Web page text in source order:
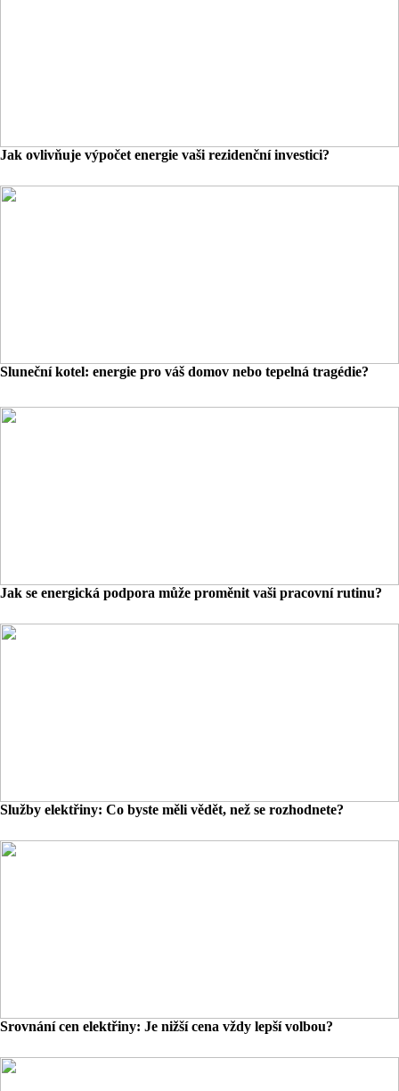
Jak ovlivňuje výpočet energie vaši rezidenční investici?
Sluneční kotel: energie pro váš domov nebo tepelná tragédie?
Jak se energická podpora může proměnit vaši pracovní rutinu?
Služby elektřiny: Co byste měli vědět, než se rozhodnete?
Srovnání cen elektřiny: Je nižší cena vždy lepší volbou?